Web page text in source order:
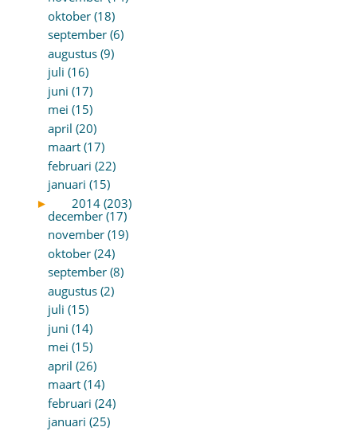
oktober (18)
september (6)
augustus (9)
juli (16)
juni (17)
mei (15)
april (20)
maart (17)
februari (22)
januari (15)
►
2014 (203)
december (17)
november (19)
oktober (24)
september (8)
augustus (2)
juli (15)
juni (14)
mei (15)
april (26)
maart (14)
februari (24)
januari (25)